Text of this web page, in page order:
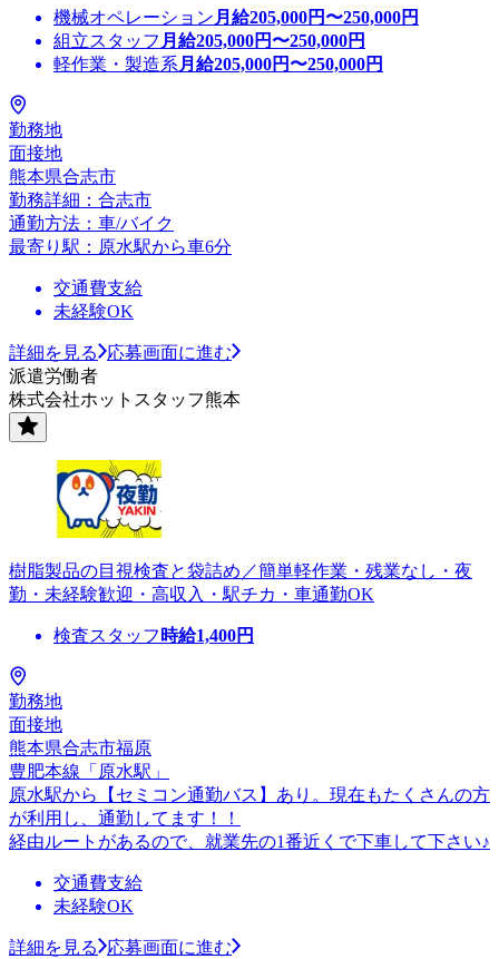
機械オペレーション 月給205,000円〜250,000円
組立スタッフ 月給205,000円〜250,000円
軽作業・製造系 月給205,000円〜250,000円
勤務地
面接地
熊本県合志市
勤務詳細：合志市
通勤方法：車/バイク
最寄り駅：原水駅から車6分
交通費支給
未経験OK
詳細を見る
応募画面に進む
派遣労働者
株式会社ホットスタッフ熊本
樹脂製品の目視検査と袋詰め／簡単軽作業・残業なし・夜
勤・未経験歓迎・高収入・駅チカ・車通勤OK
検査スタッフ 時給1,400円
勤務地
面接地
熊本県合志市福原
豊肥本線「原水駅」
原水駅から【セミコン通勤バス】あり。現在もたくさんの方
が利用し、通勤してます！！
経由ルートがあるので、就業先の1番近くで下車して下さい♪
交通費支給
未経験OK
詳細を見る
応募画面に進む